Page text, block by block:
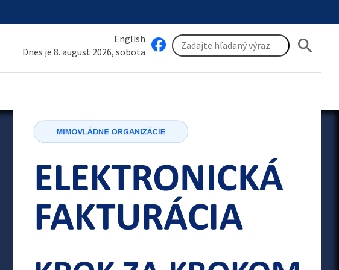
English
Dnes je 8. august 2026, sobota
search